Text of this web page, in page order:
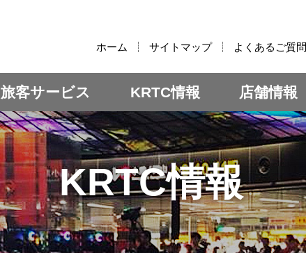
ホーム サイトマップ よくあるご質問
旅客サービス KRTC情報 店舗情報
KRTC情報